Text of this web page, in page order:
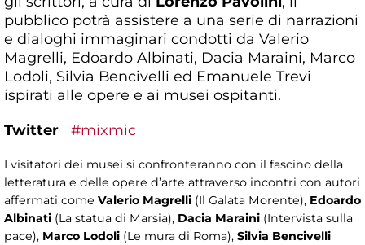
pubblico potrà assistere a una serie di narrazioni
e dialoghi immaginari condotti da Valerio
Magrelli, Edoardo Albinati, Dacia Maraini, Marco
Lodoli, Silvia Bencivelli ed Emanuele Trevi
ispirati alle opere e ai musei ospitanti.
Twitter #mixmic
I visitatori dei musei si confronteranno con il fascino della
letteratura e delle opere d’arte attraverso incontri con autori
affermati come Valerio Magrelli (Il Galata Morente), Edoardo
Albinati (La statua di Marsia), Dacia Maraini (Intervista sulla
pace), Marco Lodoli (Le mura di Roma), Silvia Bencivelli